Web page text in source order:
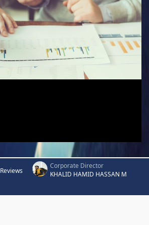
Reviews
Corporate Director
KHALID HAMID HASSAN M